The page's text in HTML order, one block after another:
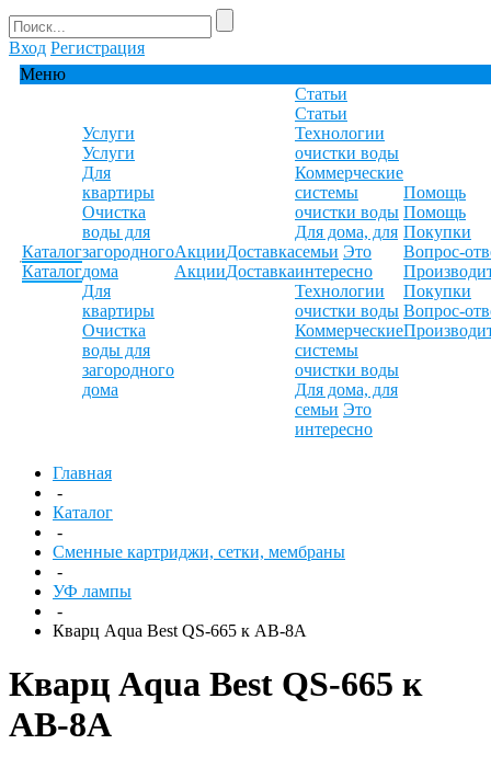
Вход Регистрация
Меню
Каталог
Каталог
Услуги
Услуги
Для
квартиры
Очистка
воды для
загородного
дома
Для
квартиры
Очистка
воды для
загородного
дома
Акции
Акции
Доставка
Доставка
Статьи
Статьи
Технологии
очистки воды
Коммерческие
системы
очистки воды
Для дома, для
семьи Это
интересно
Технологии
очистки воды
Коммерческие
системы
очистки воды
Для дома, для
семьи Это
интересно
Помощь
Помощь
Покупки
Вопрос-
Покупки
Вопрос-
Главная
-
Каталог
-
Сменные картриджи, сетки, мембраны
-
УФ лампы
-
Кварц Aqua Best QS-665 к АВ-8А
Кварц Aqua Best QS-665 к
АВ-8А